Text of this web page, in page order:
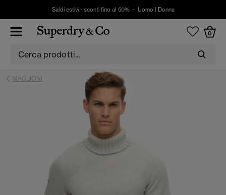
Saldi estivi - sconti fino al 50% - Uomo Donna
0
MAGLIONI